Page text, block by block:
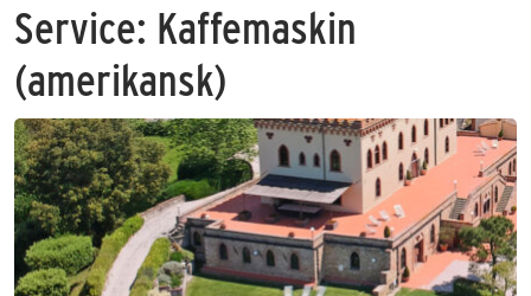
Service: Kaffemaskin
(amerikansk)